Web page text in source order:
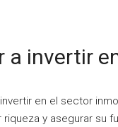
a invertir
en el sector
y asegurar su